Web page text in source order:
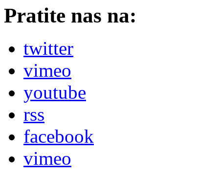
Pratite nas na:
twitter
vimeo
youtube
rss
facebook
vimeo